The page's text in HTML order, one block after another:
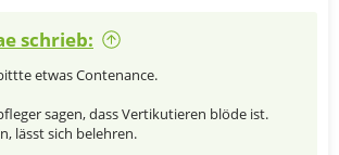
schrieb:
etwas Contenance.
sagen, dass Vertikutieren blöde ist.
lässt sich belehren.